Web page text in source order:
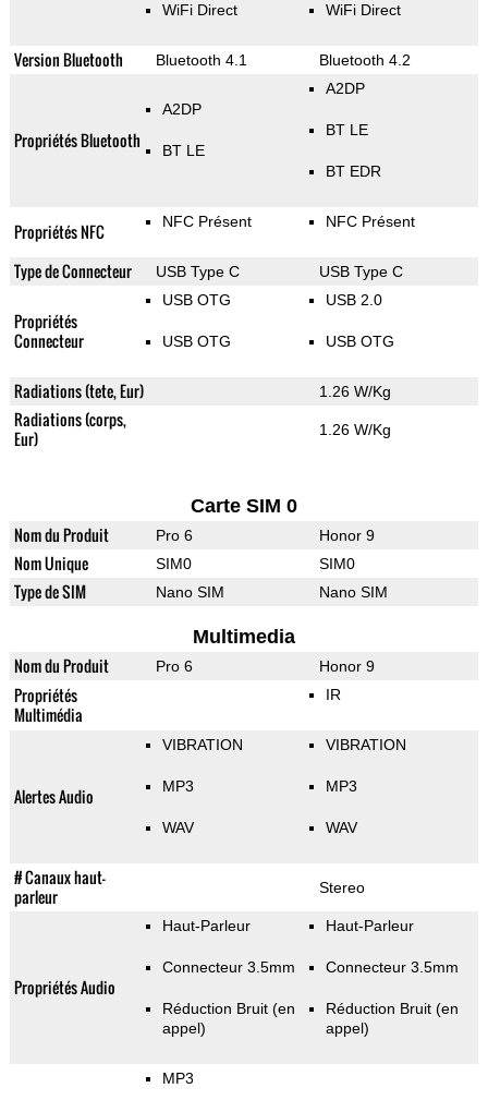
WiFi Direct WiFi Direct
Version Bluetooth Bluetooth 4.1 Bluetooth 4.2
Propriétés Bluetooth
A2DP
BT LE
A2DP
BT LE
BT EDR
Propriétés NFC NFC Présent NFC Présent
Type de Connecteur USB Type C USB Type C
Propriétés
Connecteur
USB OTG
USB OTG
USB 2.0
USB OTG
Radiations (tete, Eur) 1.26 W/Kg
Radiations (corps,
Eur)
1.26 W/Kg
Carte SIM 0
Nom du Produit Pro 6 Honor 9
Nom Unique SIM0 SIM0
Type de SIM Nano SIM Nano SIM
Multimedia
Nom du Produit Pro 6 Honor 9
Propriétés
Multimédia
IR
Alertes Audio
VIBRATION
MP3
WAV
VIBRATION
MP3
WAV
# Canaux haut-
parleur
Stereo
Propriétés Audio
Haut-Parleur
Connecteur 3.5mm
Réduction Bruit (en
appel)
Haut-Parleur
Connecteur 3.5mm
Réduction Bruit (en
appel)
MP3